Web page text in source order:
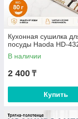
Кухонная сушилка
посуды Haoda HD-
В наличии
2 400 ₸
Купить